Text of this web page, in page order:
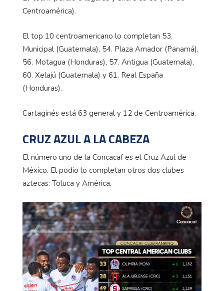
Centroamérica).
El top 10 centroamericano lo completan 53.
Municipal (Guatemala), 54. Plaza Amador (Panamá),
56. Motagua (Honduras), 57. Antigua (Guatemala),
60. Xelajú (Guatemala) y 61. Real España
(Honduras).
Cartaginés está 63 general y 12 de Centroamérica.
CRUZ AZUL A LA CABEZA
El número uno de la Concacafes el Cruz Azul de
México. El podio lo completan otros dos clubes
aztecas: Toluca y América.